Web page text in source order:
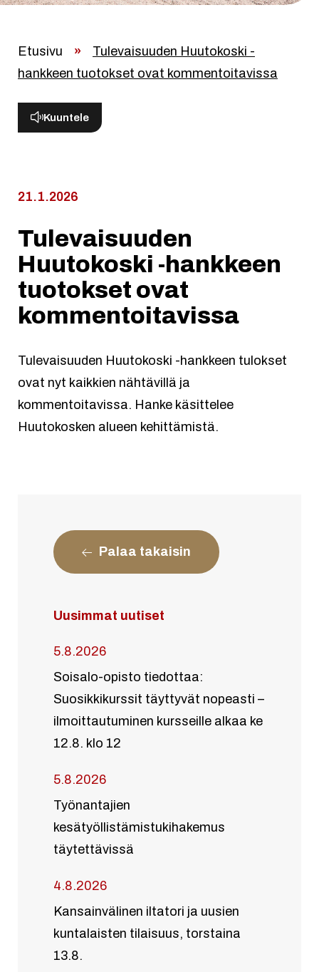
Palaa takaisin
Uusimmat uutiset
5.8.2026
Soisalo-opisto tiedottaa:
Suosikkikurssit täyttyvät nopeasti –
ilmoittautuminen kursseille alkaa ke
12.8. klo 12
5.8.2026
Työnantajien
kesätyöllistämistukihakemus
täytettävissä
4.8.2026
Kansainvälinen iltatori ja uusien
kuntalaisten tilaisuus, torstaina
13.8.
Etusivu »
Tulevaisuuden Huutokoski -
hankkeen tuotokset ovat kommentoitavissa
Kuuntele
21.1.2026
Tulevaisuuden
Huutokoski -hankkeen
tuotokset ovat
kommentoitavissa
Tulevaisuuden Huutokoski -hankkeen tulokset
ovat nyt kaikkien nähtävillä ja
kommentoitavissa. Hanke käsittelee
Huutokosken alueen kehittämistä.